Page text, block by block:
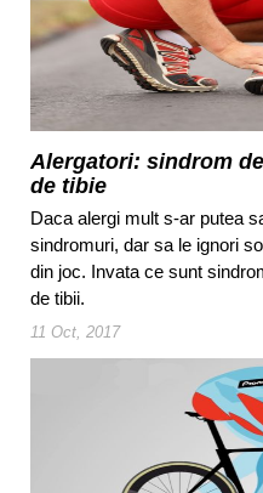
Alergatori: sindrom
de tibie
Daca alergi mult s-ar putea
sindromuri, dar sa le ignori
din joc. Invata ce sunt
de tibii.
11 Oct, 2017